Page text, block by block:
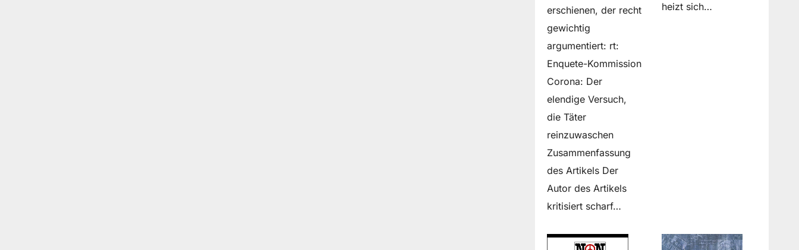
erschienen, der recht
gewichtig
argumentiert: rt:
Enquete-Kommission
Corona: Der
elendige Versuch,
die Täter
reinzuwaschen
Zusammenfassung
des Artikels Der
Autor des Artikels
kritisiert scharf…
heizt sich…